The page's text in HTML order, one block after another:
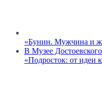
«Бунин. Мужчина и
В Музее
«Подросток: от идеи